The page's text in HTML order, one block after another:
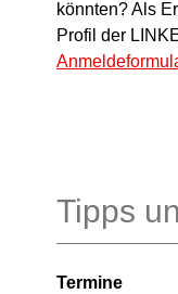
könnten? Als
Profil der
Tipps
Termine